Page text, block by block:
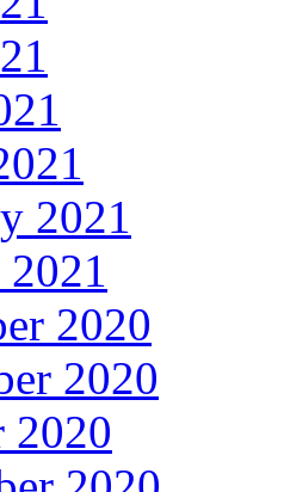
2021
2021
2020
2020
2020